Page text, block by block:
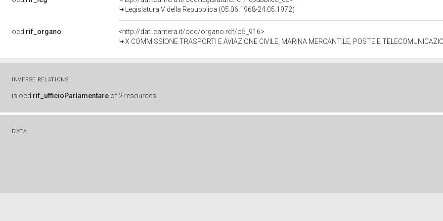
Legislatura V della Repubblica (05.06.1968-24.05.1972)
ocd:rif_organo
<http://dati.camera.it/ocd/organo.rdf/o5_916>
X COMMISSIONE TRASPORTI E AVIAZIONE CIVILE, MARINA MERCANTILE, POSTE E
INVERSE RELATIONS
is ocd:rif_ufficioParlamentare of 2 resources
DATA